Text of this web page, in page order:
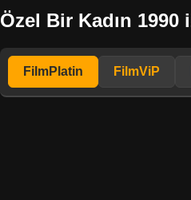
Özel Bir Kadın 1990
FilmPlatin FilmViP